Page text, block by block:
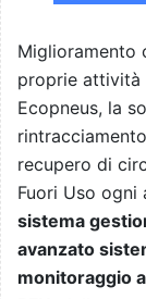
Miglioramento
proprie attività
Ecopneus, la
recupero di
Fuori Uso ogni
sistema
avanzato
monitoraggio